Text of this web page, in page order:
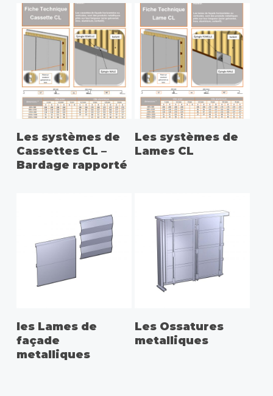
Les systèmes de
Cassettes CL –
Bardage rapporté
Les systèmes de
Lames CL
les Lames de
façade
metalliques
Les Ossatures
metalliques